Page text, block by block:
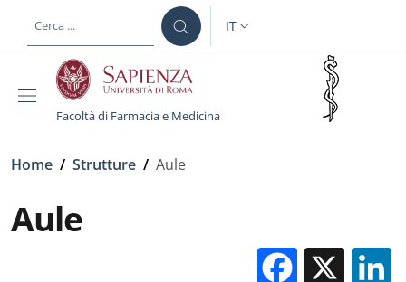
al contenuto principale
SELETTORE LINGUA:
IT
Facoltà di Farmacia e Medicina
Briciole di pane
Home / Strutture / Aule
Aule
X